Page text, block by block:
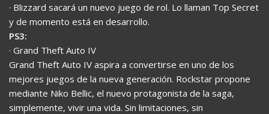
· Blizzard sacará un nuevo juego de rol. Lo llaman Top Secret
y de momento está en desarrollo.
PS3:
· Grand Theft Auto IV
Grand Theft Auto IV aspira a convertirse en uno de los
mejores juegos de la nueva generación. Rockstar propone
mediante Niko Bellic, el nuevo protagonista de la saga,
simplemente, vivir una vida. Sin limitaciones, sin